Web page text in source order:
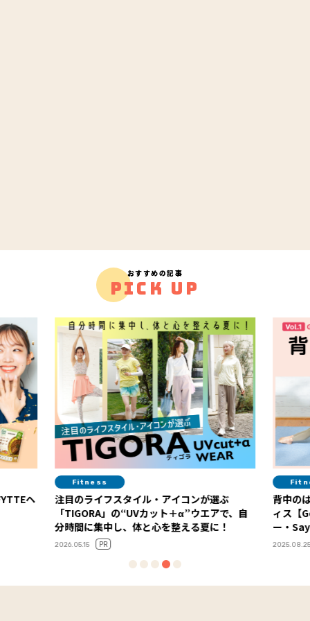
おすすめの記事
PICK UP
ヘ
Fitness
注目のライフスタイル・アイコンが選ぶ
「TIGORA」の“UVカット＋α”ウエアで、自
分時間に集中し、体と心を整える夏に！
2026.05.15 PR
背中の
ィス【
ー・